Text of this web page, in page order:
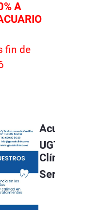
A
fin de
Acuerdo
UGT
Clínicas
Servicios